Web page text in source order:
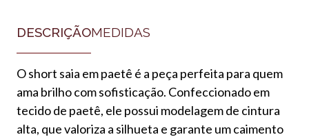
DESCRIÇÃOMEDIDAS
O short saia em paetê é a peça perfeita para quem
ama brilho com sofisticação. Confeccionado em
tecido de paetê, ele possui modelagem de cintura
alta, que valoriza a silhueta e garante um caimento